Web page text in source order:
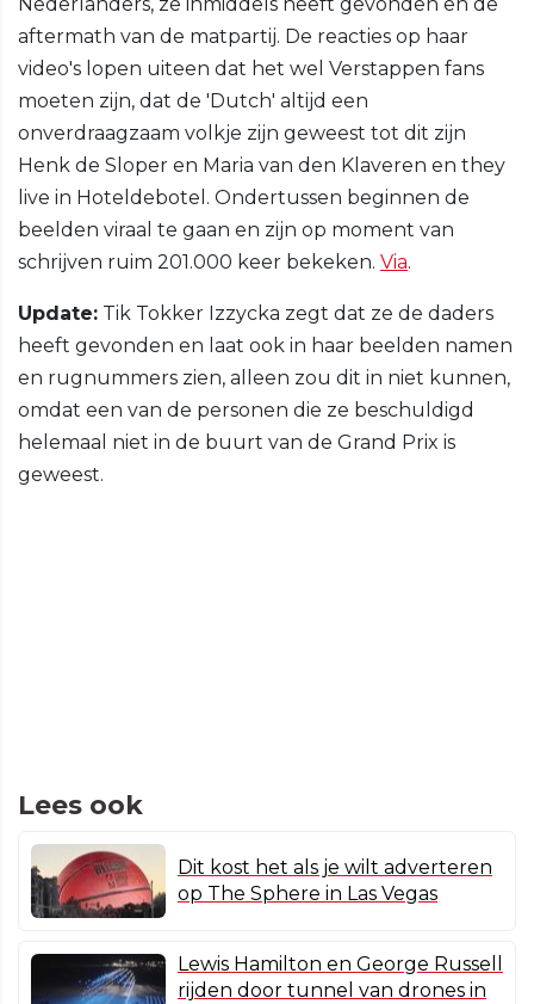
aftermath van de matpartij. De reacties op haar
video's lopen uiteen dat het wel Verstappen fans
moeten zijn, dat de 'Dutch' altijd een
onverdraagzaam volkje zijn geweest tot dit zijn
Henk de Sloper en Maria van den Klaveren en they
live in Hoteldebotel. Ondertussen beginnen de
beelden viraal te gaan en zijn op moment van
schrijven ruim 201.000 keer bekeken. Via.
Update: Tik Tokker Izzycka zegt dat ze de daders
heeft gevonden en laat ook in haar beelden namen
en rugnummers zien, alleen zou dit in niet kunnen,
omdat een van de personen die ze beschuldigd
helemaal niet in de buurt van de Grand Prix is
geweest.
Lees ook
Dit kost het als je wilt adverteren
op The Sphere in Las Vegas
Lewis Hamilton en George Russell
rijden door tunnel van drones in